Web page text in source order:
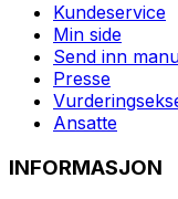
Kundeservice
Min side
Send inn
Presse
Ansatte
INFORMASJON